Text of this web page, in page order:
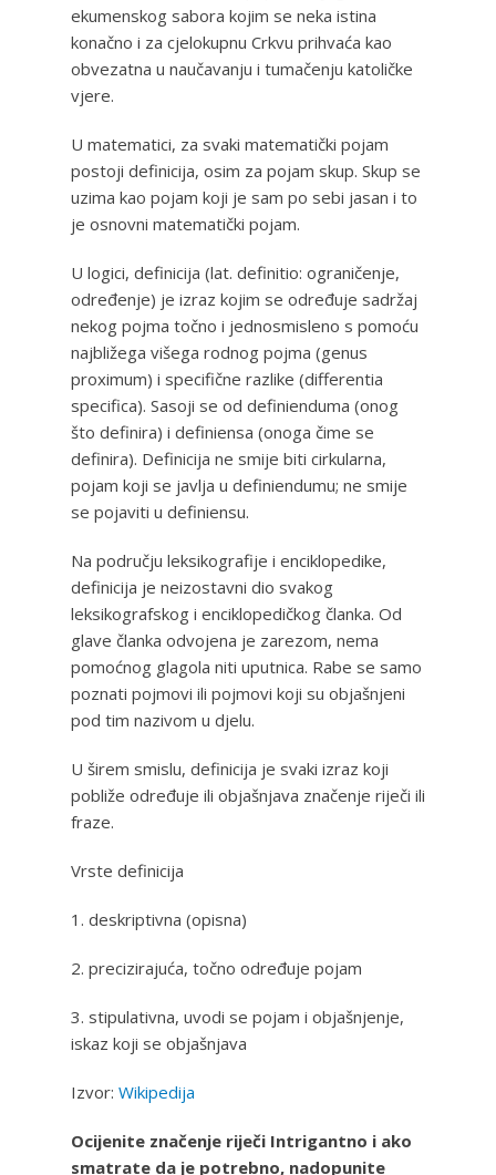
ekumenskog sabora kojim se neka istina
konačno i za cjelokupnu Crkvu prihvaća kao
obvezatna u naučavanju i tumačenju katoličke
vjere.
U matematici, za svaki matematički pojam
postoji definicija, osim za pojam skup. Skup se
uzima kao pojam koji je sam po sebi jasan i to
je osnovni matematički pojam.
U logici, definicija (lat. definitio: ograničenje,
određenje) je izraz kojim se određuje sadržaj
nekog pojma točno i jednosmisleno s pomoću
najbližega višega rodnog pojma (genus
proximum) i specifične razlike (differentia
specifica). Sasoji se od definienduma (onog
što definira) i definiensa (onoga čime se
definira). Definicija ne smije biti cirkularna,
pojam koji se javlja u definiendumu; ne smije
se pojaviti u definiensu.
Na području leksikografije i enciklopedike,
definicija je neizostavni dio svakog
leksikografskog i enciklopedičkog članka. Od
glave članka odvojena je zarezom, nema
pomoćnog glagola niti uputnica. Rabe se samo
poznati pojmovi ili pojmovi koji su objašnjeni
pod tim nazivom u djelu.
U širem smislu, definicija je svaki izraz koji
pobliže određuje ili objašnjava značenje riječi ili
fraze.
Vrste definicija
1. deskriptivna (opisna)
2. precizirajuća, točno određuje pojam
3. stipulativna, uvodi se pojam i objašnjenje,
iskaz koji se objašnjava
Izvor: Wikipedija
Ocijenite značenje riječi Intrigantno i ako
smatrate da je potrebno, nadopunite